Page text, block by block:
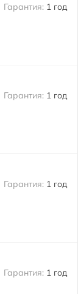
1 год
1 год
1 год
1 год